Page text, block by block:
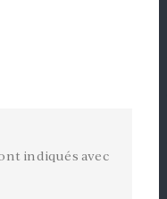
indiqués avec